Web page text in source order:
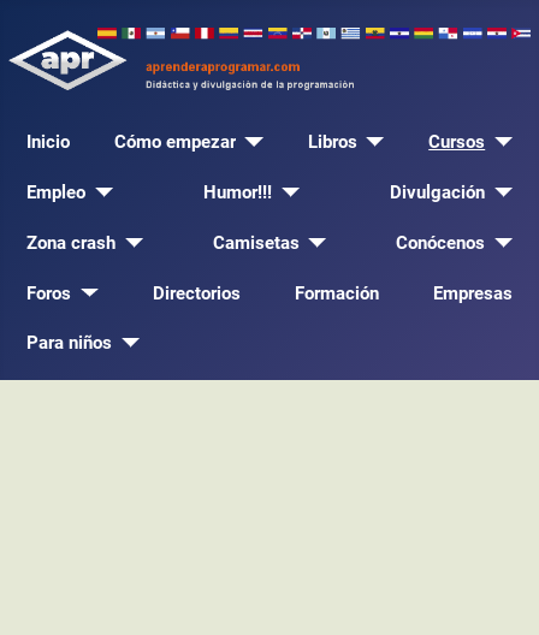
Inicio Cómo empezar Libros Cursos
Empleo Humor!!! Divulgación
Zona crash Camisetas Conócenos
Foros Directorios Formación Empresas
Para niños